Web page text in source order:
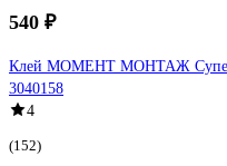
540 ₽
Клей МОМЕНТ МОНТАЖ
3040158
4
(152)